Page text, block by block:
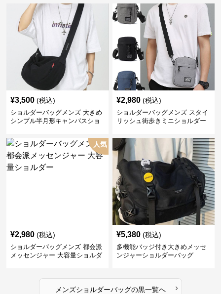
¥3,500 (税込)
ショルダーバッグメンズ 大きめ
シンプル半月形キャンバスショ
¥2,980 (税込)
ショルダーバッグメンズ スタイ
リッシュ街歩きミニショルダー
人気
¥2,980 (税込)
ショルダーバッグメンズ 都会派
メッセンジャー 大容量ショルダ
¥5,380 (税込)
多機能バッジ付き大きめメッセ
ンジャーショルダーバッグ
メンズショルダーバッグの黒一覧へ ›